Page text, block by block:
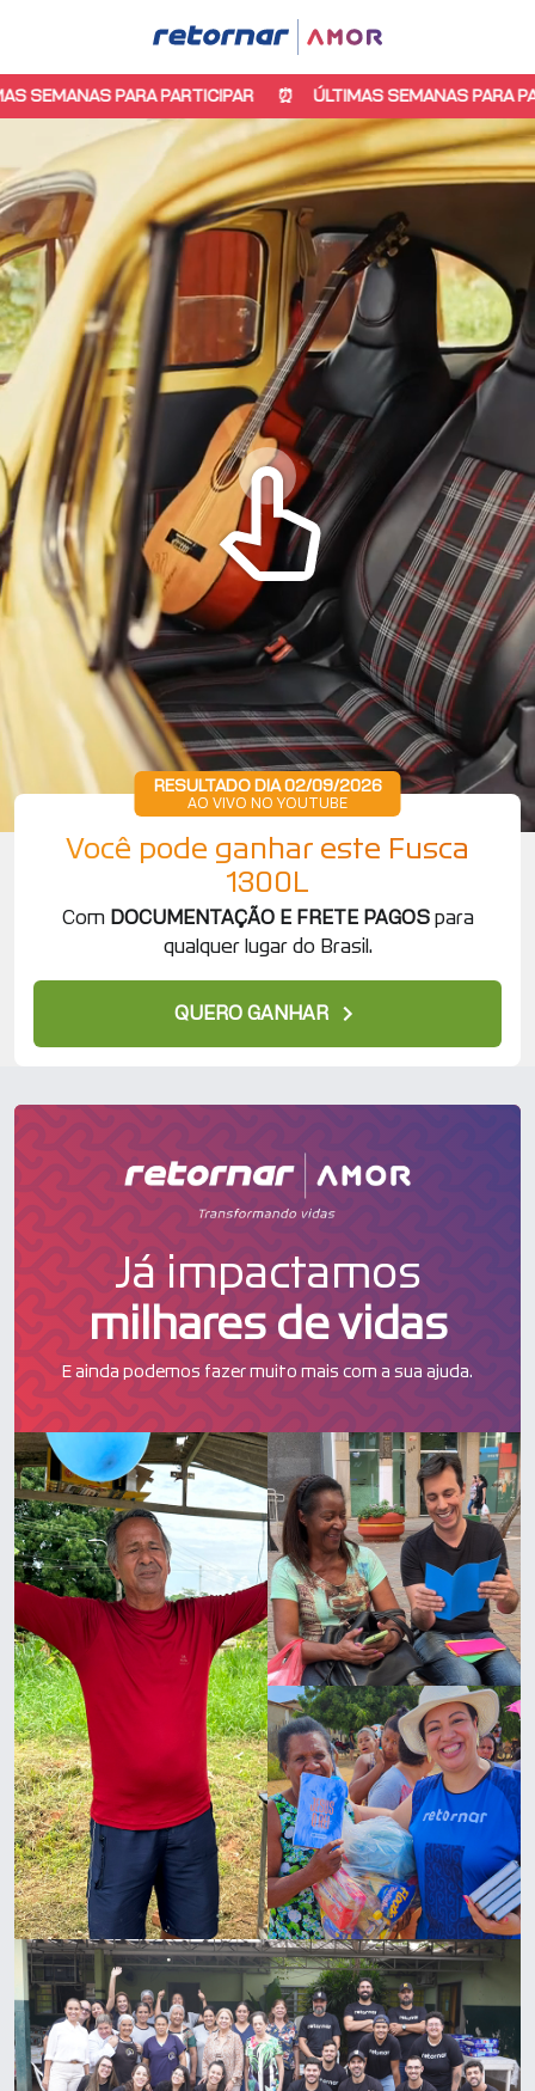
PARA PARTICIPAR ÚLTIMAS SEMANAS PARA PARTICIPAR
RESULTADO DIA 02/09/2026
AO VIVO NO YOUTUBE
Você pode ganhar este Fusca
1300L
Com DOCUMENTAÇÃO E FRETE PAGOSpara
qualquer lugar do Brasil.
QUERO GANHAR
Já impactamos
milhares de vidas
E ainda podemos fazer muito mais com a sua ajuda.